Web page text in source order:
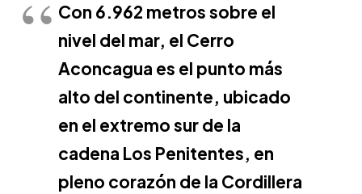
Con 6.962 metros sobre el
nivel del mar, el Cerro
Aconcagua es el punto más
alto del continente, ubicado
en el extremo sur de la
cadena Los Penitentes, en
pleno corazón de la Cordillera